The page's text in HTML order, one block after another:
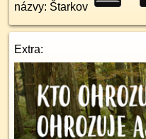
názvy: Štarkov
Extra: